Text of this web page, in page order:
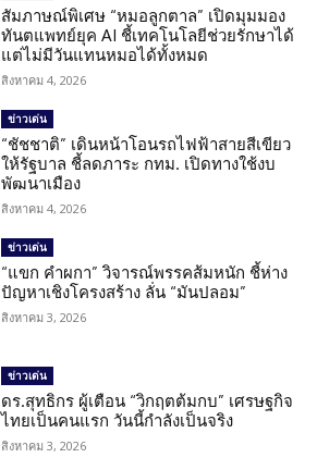
สัมภาษณ์พิเศษ “หมอลูกตาล” เปิดมุมมอง
ทันตแพทย์ยุค AI ชี้เทคโนโลยีช่วยรักษาได้
แต่ไม่มีวันแทนหมอได้ทั้งหมด
สิงหาคม 4, 2026
ข่าวเด่น
“ชัชชาติ” เดินหน้าโอนรถไฟฟ้าสายสีเขียว
ให้รัฐบาล ชี้ลดภาระ กทม. เปิดทางใช้งบ
พัฒนาเมือง
สิงหาคม 4, 2026
ข่าวเด่น
“แขก คำผกา” วิจารณ์พรรคส้มหนัก ชี้ห่าง
ปัญหาเชิงโครงสร้าง ลั่น “มันปลอม”
สิงหาคม 3, 2026
ข่าวเด่น
ดร.สุทธิกร ผู้เตือน “วิกฤตต้มกบ” เศรษฐกิจ
ไทยเป็นคนแรก วันนี้กำลังเป็นจริง
สิงหาคม 3, 2026